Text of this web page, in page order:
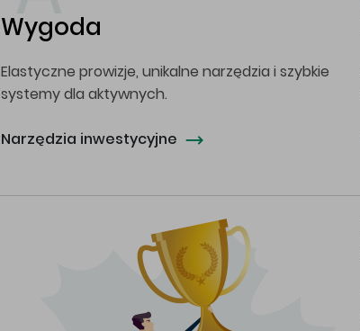
Wygoda
Elastyczne prowizje, unikalne narzędzia i szybkie
systemy dla aktywnych.
Narzędzia inwestycyjne